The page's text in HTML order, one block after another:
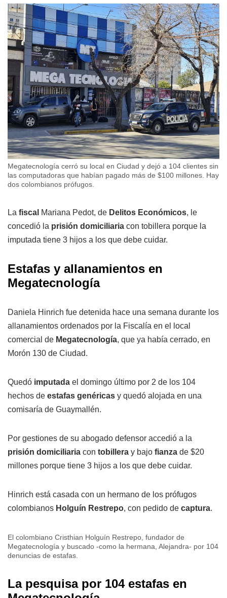
Megatecnología cerró su local en Ciudad y dejó a 104 clientes sin
las computadoras que habían pagado más de $100 millones. Hay
dos colombianos prófugos.
La fiscal Mariana Pedot, de Delitos Económicos, le
concedió la prisión domiciliaria con tobillera porque la
imputada tiene 3 hijos a los que debe cuidar.
Estafas y allanamientos en
Megatecnología
Daniela Hinrich fue detenida hace una semana durante los
allanamientos ordenados por la Fiscalía en el local
comercial de Megatecnología, que ya había cerrado, en
Morón 130 de Ciudad.
Quedó imputada el domingo último por 2 de los 104
hechos de estafas genéricas y quedó alojada en una
comisaría de Guaymallén.
Por gestiones de su abogado defensor accedió a la
prisión domiciliaria con tobillera y bajo fianza de $20
millones porque tiene 3 hijos a los que debe cuidar.
Hinrich está casada con un hermano de los prófugos
colombianos Holguín Restrepo, con pedido de captura.
El colombiano Cristhian Holguín Restrepo, fundador de
Megatecnología y buscado -como la hermana, Alejandra- por 104
denuncias de estafas.
La pesquisa por 104 estafas en